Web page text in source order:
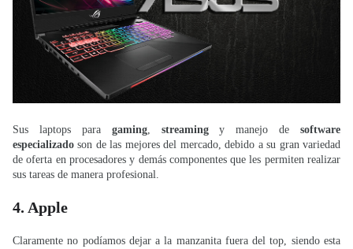
Sus laptops para gaming, streamingy manejo de software
especializado son de las mejores del mercado, debido a su gran variedad
de oferta en procesadores y demás componentes que les permiten realizar
sus tareas de manera profesional.
4. Apple
Claramente no podíamos dejar a la manzanita fuera del top, siendo esta